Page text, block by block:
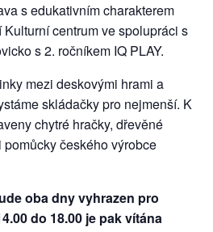
s edukativním charakterem
centrum ve spolupráci s
s 2. ročníkem IQ PLAY.
mezi deskovými hrami a
skládačky pro nejmenší. K
chytré hračky, dřevěné
českého výrobce
oba dny vyhrazen pro
do 18.00 je pak vítána